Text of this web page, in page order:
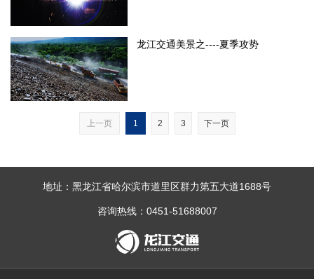
龙江交通美景之----夏季攻势
上一页 1 2 3 下一页
地址：黑龙江省哈尔滨市道里区群力第五大道1688号
咨询热线：0451-51688007